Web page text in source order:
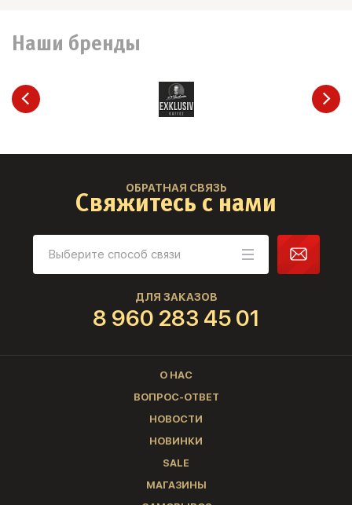
Наши бренды
ОБРАТНАЯ СВЯЗЬ
Свяжитесь с нами
ДЛЯ ЗАКАЗОВ
8 960 283 45 01
О НАС
ВОПРОС-ОТВЕТ
НОВОСТИ
НОВИНКИ
SALE
МАГАЗИНЫ